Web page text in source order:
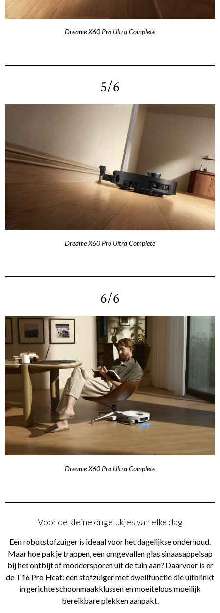
Dreame X60 Pro Ultra Complete
5/6
Dreame X60 Pro Ultra Complete
6/6
Dreame X60 Pro Ultra Complete
Voor de kleine ongelukjes van elke dag
Een robotstofzuiger is ideaal voor het dagelijkse onderhoud.
Maar hoe pak je trappen, een omgevallen glas sinaasappelsap
bij het ontbijt of moddersporen uit de tuin aan? Daarvoor is er
de T16 Pro Heat: een stofzuiger met dweilfunctie die uitblinkt
in gerichte schoonmaakklussen en moeiteloos moeilijk
bereikbare plekken aanpakt.